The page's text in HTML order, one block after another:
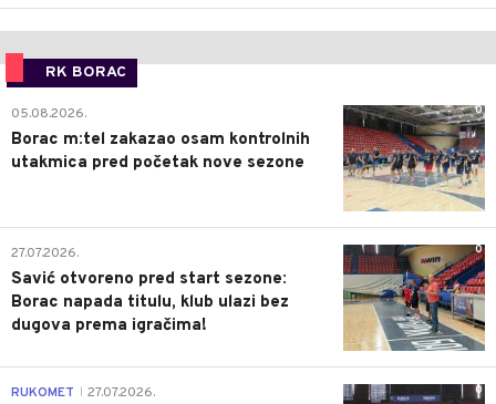
RK BORAC
0
05.08.2026.
Borac m:tel zakazao osam kontrolnih
utakmica pred početak nove sezone
0
27.07.2026.
Savić otvoreno pred start sezone:
Borac napada titulu, klub ulazi bez
dugova prema igračima!
0
RUKOMET 27.07.2026.